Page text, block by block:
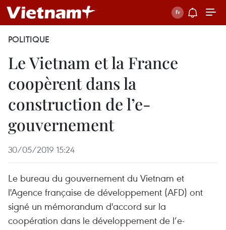
POLITIQUE
Le Vietnam et la France
coopèrent dans la
construction de l’e-
gouvernement
30/05/2019 15:24
Le bureau du gouvernement du Vietnam et
l'Agence française de développement (AFD) ont
signé un mémorandum d'accord sur la
coopération dans le développement de l’e-